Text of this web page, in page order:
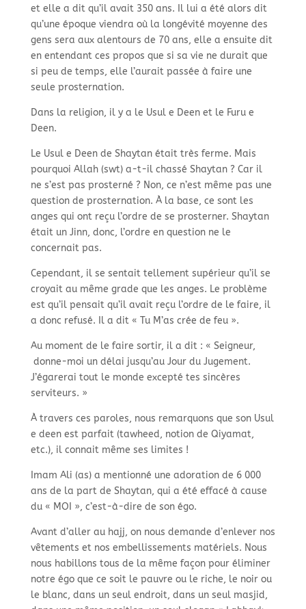
et elle a dit qu’il avait 350 ans. Il lui a été alors dit
qu’une époque viendra où la longévité moyenne des
gens sera aux alentours de 70 ans, elle a ensuite dit
en entendant ces propos que si sa vie ne durait que
si peu de temps, elle l’aurait passée à faire une
seule prosternation.
Dans la religion, il y a le Usul e Deen et le Furu e
Deen.
Le Usul e Deen de Shaytan était très ferme. Mais
pourquoi Allah (swt) a-t-il chassé Shaytan ? Car il
ne s’est pas prosterné ? Non, ce n’est même pas une
question de prosternation. À la base, ce sont les
anges qui ont reçu l’ordre de se prosterner. Shaytan
était un Jinn, donc, l’ordre en question ne le
concernait pas.
Cependant, il se sentait tellement supérieur qu’il se
croyait au même grade que les anges. Le problème
est qu’il pensait qu’il avait reçu l’ordre de le faire, il
a donc refusé. Il a dit « Tu M’as crée de feu ».
Au moment de le faire sortir, il a dit : « Seigneur,
donne-moi un délai jusqu’au Jour du Jugement.
J’égarerai tout le monde excepté tes sincères
serviteurs. »
À travers ces paroles, nous remarquons que son Usul
e deen est parfait (tawheed, notion de Qiyamat,
etc.), il connait même ses limites !
Imam Ali (as) a mentionné une adoration de 6 000
ans de la part de Shaytan, qui a été effacé à cause
du « MOI », c’est-à-dire de son égo.
Avant d’aller au hajj, on nous demande d’enlever nos
vêtements et nos embellissements matériels. Nous
nous habillons tous de la même façon pour éliminer
notre égo que ce soit le pauvre ou le riche, le noir ou
le blanc, dans un seul endroit, dans un seul masjid,